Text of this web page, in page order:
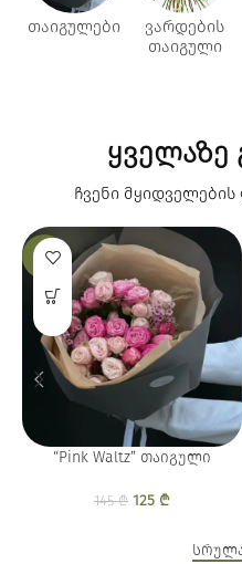
თაიგულები
ვარდების
თაიგული
ყველაზე
ჩვენი
-14%
“Pink Waltz” თაიგული
145₾
Original price
125 ₾
125 ₾.